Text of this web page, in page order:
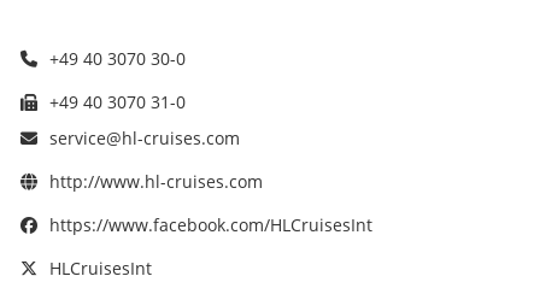
+49 40 3070 30-0
+49 40 3070 31-0
service@hl-cruises.com
http://www.hl-cruises.com
https://www.facebook.com/HLCruisesInt
HLCruisesInt